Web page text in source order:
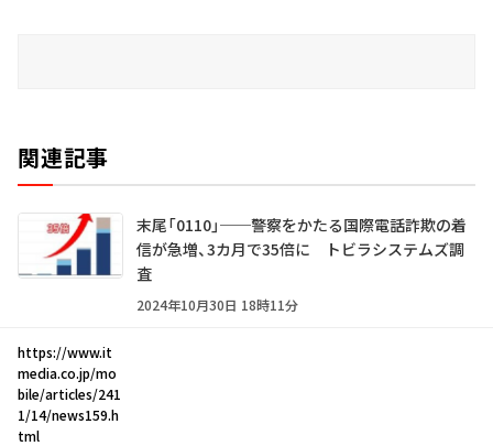
関連記事
末尾「0110」──警察をかたる国際電話詐欺の着
信が急増、3カ月で35倍に トビラシステムズ調
査
2024年10月30日 18時11分
https://www.it
media.co.jp/mo
bile/articles/241
1/14/news159.h
tml